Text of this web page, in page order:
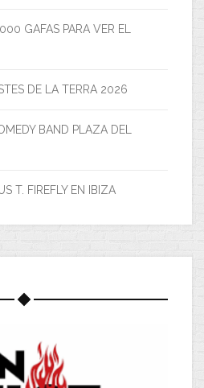
GAFAS PARA VER EL
DE LA TERRA 2026
BAND PLAZA DEL
T. FIREFLY EN IBIZA